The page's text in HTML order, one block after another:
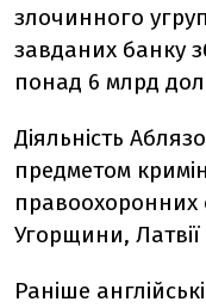
злочинного
завданих банку
понад 6 млрд
Діяльність
предметом
правоохоронних
Угорщини,
Раніше